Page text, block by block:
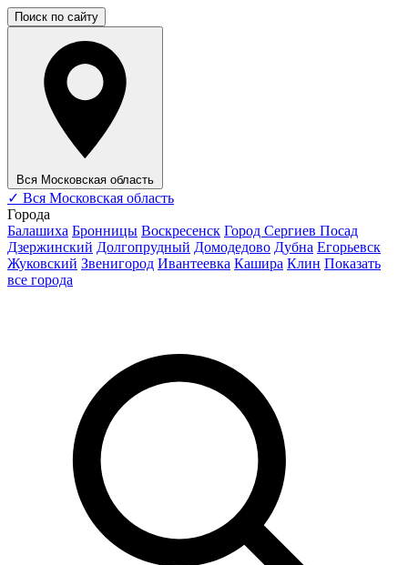
Поиск по сайту
Вся Московская область
✓ Вся Московская область
Города
Балашиха Бронницы Воскресенск Город Сергиев Посад
Дзержинский Долгопрудный Домодедово Дубна Егорьевск
Жуковский Звенигород Ивантеевка Кашира Клин Показать
все города